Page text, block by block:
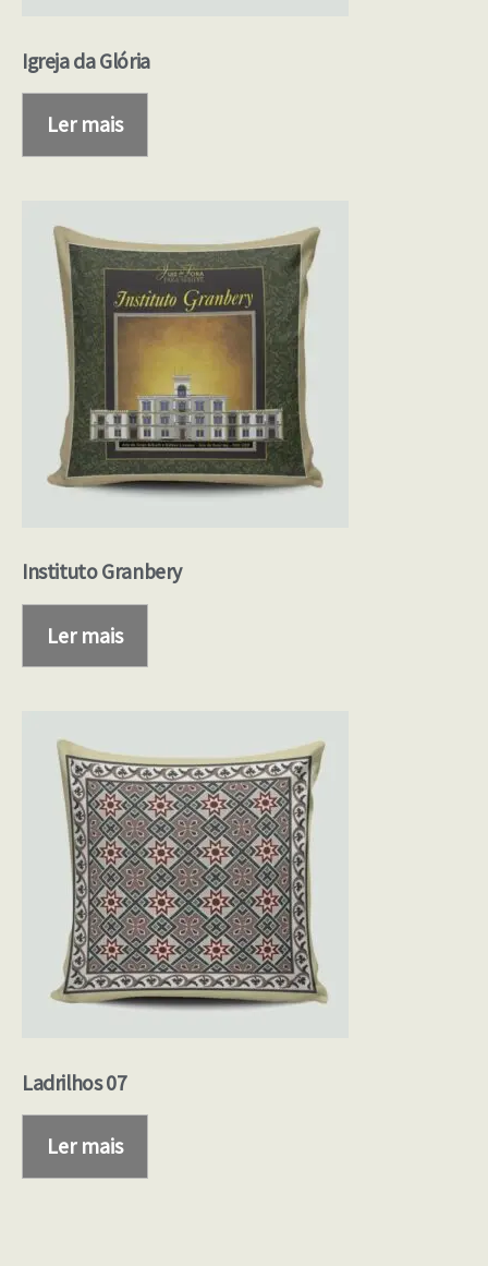
Igreja da Glória
Ler mais
Instituto Granbery
Ler mais
Ladrilhos 07
Ler mais